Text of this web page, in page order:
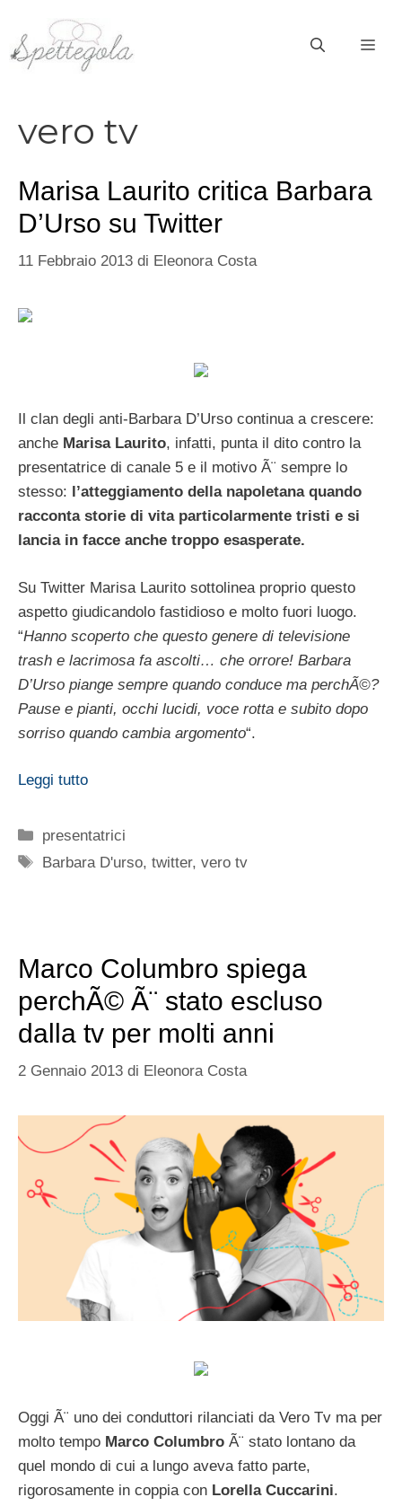
contenuto
vero tv
Marisa Laurito critica Barbara
D’Urso su Twitter
11 Febbraio 2013 di Eleonora Costa
Il clan degli anti-Barbara D’Urso continua a crescere:
anche Marisa Laurito, infatti, punta il dito contro la
presentatrice di canale 5 e il motivo Ã¨ sempre lo
stesso: l’atteggiamento della napoletana quando
racconta storie di vita particolarmente tristi e si
lancia in facce anche troppo esasperate.
Su Twitter Marisa Laurito sottolinea proprio questo
aspetto giudicandolo fastidioso e molto fuori luogo.
“Hanno scoperto che questo genere di televisione
trash e lacrimosa fa ascolti… che orrore! Barbara
D’Urso piange sempre quando conduce ma perchÃ©?
Pause e pianti, occhi lucidi, voce rotta e subito dopo
sorriso quando cambia argomento“.
Leggi tutto
Categorie
presentatrici
Tag
Barbara D'urso,twitter,vero tv
Marco Columbro spiega
perchÃ© Ã¨ stato escluso
dalla tv per molti anni
2 Gennaio 2013 di Eleonora Costa
Oggi Ã¨ uno dei conduttori rilanciati da Vero Tv ma per
molto tempo Marco Columbro Ã¨ stato lontano da
quel mondo di cui a lungo aveva fatto parte,
rigorosamente in coppia con Lorella Cuccarini.